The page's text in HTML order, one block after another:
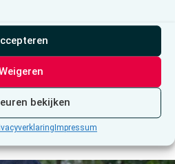
bekijken
Impressum
vrede”